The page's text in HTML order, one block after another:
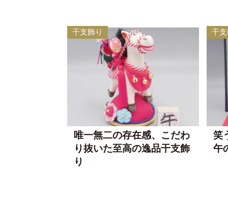
干支飾り
唯一無二の存在感、こだわ
り抜いた至高の逸品干支飾
り
干
笑
午